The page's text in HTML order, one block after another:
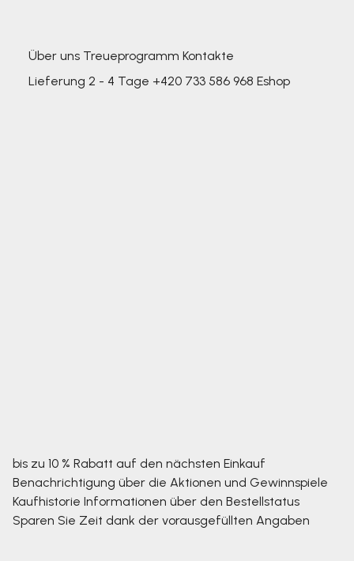
Über uns Treueprogramm Kontakte
Lieferung 2 - 4 Tage +420 733 586 968 Eshop
bis zu 10 % Rabatt auf den nächsten Einkauf
Benachrichtigung über die Aktionen und Gewinnspiele
Kaufhistorie Informationen über den Bestellstatus
Sparen Sie Zeit dank der vorausgefüllten Angaben